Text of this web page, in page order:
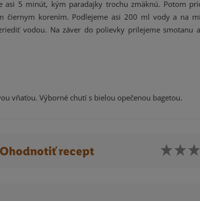
asi 5 minút, kým paradajky trochu zmäknú. Potom
čiernym korením. Podlejeme asi 200 ml vody a na
vodou. Na záver do polievky prilejeme smotanu
vňaťou. Výborné chutí s bielou opečenou bagetou.
Ohodnotiť recept